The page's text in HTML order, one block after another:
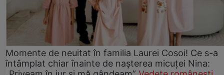
Momente de neuitat în familia Laurei Cosoi! Ce s-a
întâmplat chiar înainte de nașterea micuței Nina: